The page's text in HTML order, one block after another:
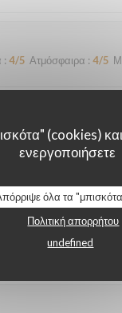
(cookies)
ενεργοποιήσετε
όλα τα
Πολιτική απορρήτου
undefined
: 4/5 Ατμόσφαιρα : 4/5
BBB super
:4/5 Ατμόσφαιρα:4/5